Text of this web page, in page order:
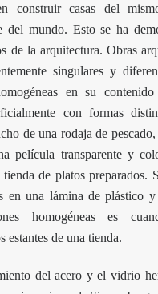
construir casas del
del mundo. Esto se ha
de la arquitectura. Obras
singulares y
en su
con formas
de una rodaja de pescado,
película transparente y
tienda de platos preparados.
en una lámina de plástico y
homogéneas es
estantes de una tienda.
del acero y el vidrio